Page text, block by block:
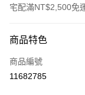
宅配滿NT$2,500免
信用卡一次付款
LINE Pay
商品特色
商品編號
11682785